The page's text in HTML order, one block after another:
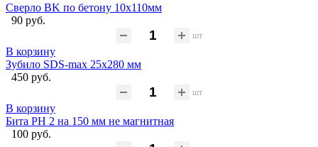
Сверло BK по бетону 10x110мм
90 руб.
шт
В корзину
Зубило SDS-max 25х280 мм
450 руб.
шт
В корзину
Бита PH 2 на 150 мм не магнитная
100 руб.